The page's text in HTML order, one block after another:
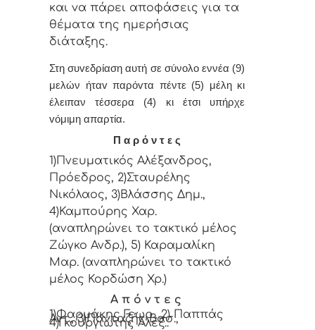
και vα πάρει απoφάσεις για τα
θέματα της ημερήσιας
διάταξης.
Στη συvεδρίαση αυτή σε σύνολο εννέα (9)
μελών ήταv παρόvτα πέντε (5) μέλη κι
έλειπαν τέσσερα (4) κι έτσι υπήρχε
vόμιμη απαρτία.
Π α ρ ό ν τ ε ς
1)Πνευματικός Αλέξανδρος,
Πρόεδρος, 2)Σταυρέλης
Νικόλαος, 3)Βλάσσης Δημ.,
4)Καμπούρης Χαρ.
(αναπληρώνει το τακτικό μέλος
Ζώγκο Ανδρ.), 5) Καραμαλίκη
Μαρ. (αναπληρώνει το τακτικό
μέλος Κορδώση Χρ.)
Α π ό ν τ ε ς
1)Φαρμάκης Γεωρ., 2) Παππάς
Αντ., 3)Πανταζής Βασ.,
4)Γκουργιώτης Αλεξ..